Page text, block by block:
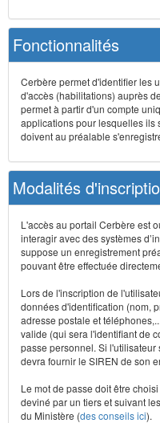
Fonctionnalités
Cerbère permet d'identifier les
d'accès (habilitations) auprès
permet à partir d'un compte
applications pour lesquelles ils
doivent au préalable
Modalités
L'accès au portail Cerbère est
interagir avec des systèmes
suppose un enregistrement
pouvant être effectuée
Lors de l'inscription de
données d'identification (nom,
adresse postale et
valide (qui sera l'identifiant de
passe personnel. Si
devra fournir le SIREN de son
Le mot de passe doit être
deviné par un tiers et suivant
du Ministère (des conseils ici).